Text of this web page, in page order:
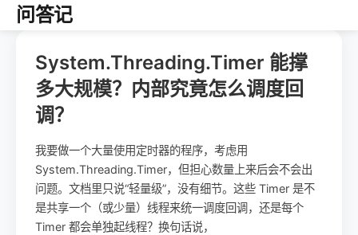
问答记
System.Threading.Timer 能撑
多大规模？内部究竟怎么调度回
调？
我要做一个大量使用定时器的程序，考虑用
System.Threading.Timer，但担心数量上来后会不会出
问题。文档里只说“轻量级”，没有细节。这些 Timer 是不
是共享一个（或少量）线程来统一调度回调，还是每个
Timer 都会单独起线程？换句话说，